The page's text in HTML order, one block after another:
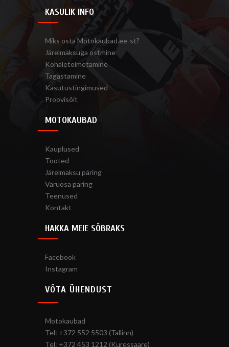
KASULIK INFO
Miks osta Motokaubad.ee-st?
Järelmaksuga ostmine
Kohaletoimetamine
Tagastamine
Kasutustingimused
Proovisõit
MOTOKAUBAD
Kauplused
Tooted
Järelmaksu päring
Varuosa päring
Teenused
Kontakt
HAKKA MEIE SÕBRAKS
Facebook
Instagram
VÕTA ÜHENDUST
Motokaubad
Tel: +372 552 5503 (Tallinn)
Tel: +372 453 1212 (Kuressaare)